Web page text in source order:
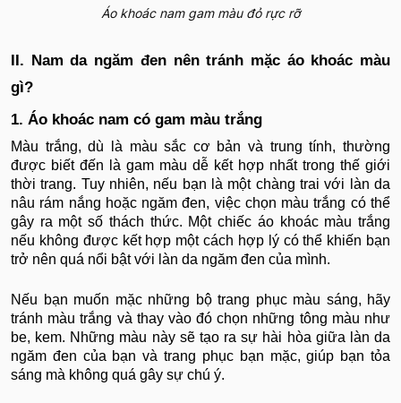
Áo khoác nam gam màu đỏ rực rỡ
II. Nam da ngăm đen nên tránh mặc áo khoác màu
gì?
1. Áo khoác nam có gam màu trắng
Màu trắng, dù là màu sắc cơ bản và trung tính, thường
được biết đến là gam màu dễ kết hợp nhất trong thế giới
thời trang. Tuy nhiên, nếu bạn là một chàng trai với làn da
nâu rám nắng hoặc ngăm đen, việc chọn màu trắng có thể
gây ra một số thách thức. Một chiếc áo khoác màu trắng
nếu không được kết hợp một cách hợp lý có thể khiến bạn
trở nên quá nổi bật với làn da ngăm đen của mình.
Nếu bạn muốn mặc những bộ trang phục màu sáng, hãy
tránh màu trắng và thay vào đó chọn những tông màu như
be, kem. Những màu này sẽ tạo ra sự hài hòa giữa làn da
ngăm đen của bạn và trang phục bạn mặc, giúp bạn tỏa
sáng mà không quá gây sự chú ý.